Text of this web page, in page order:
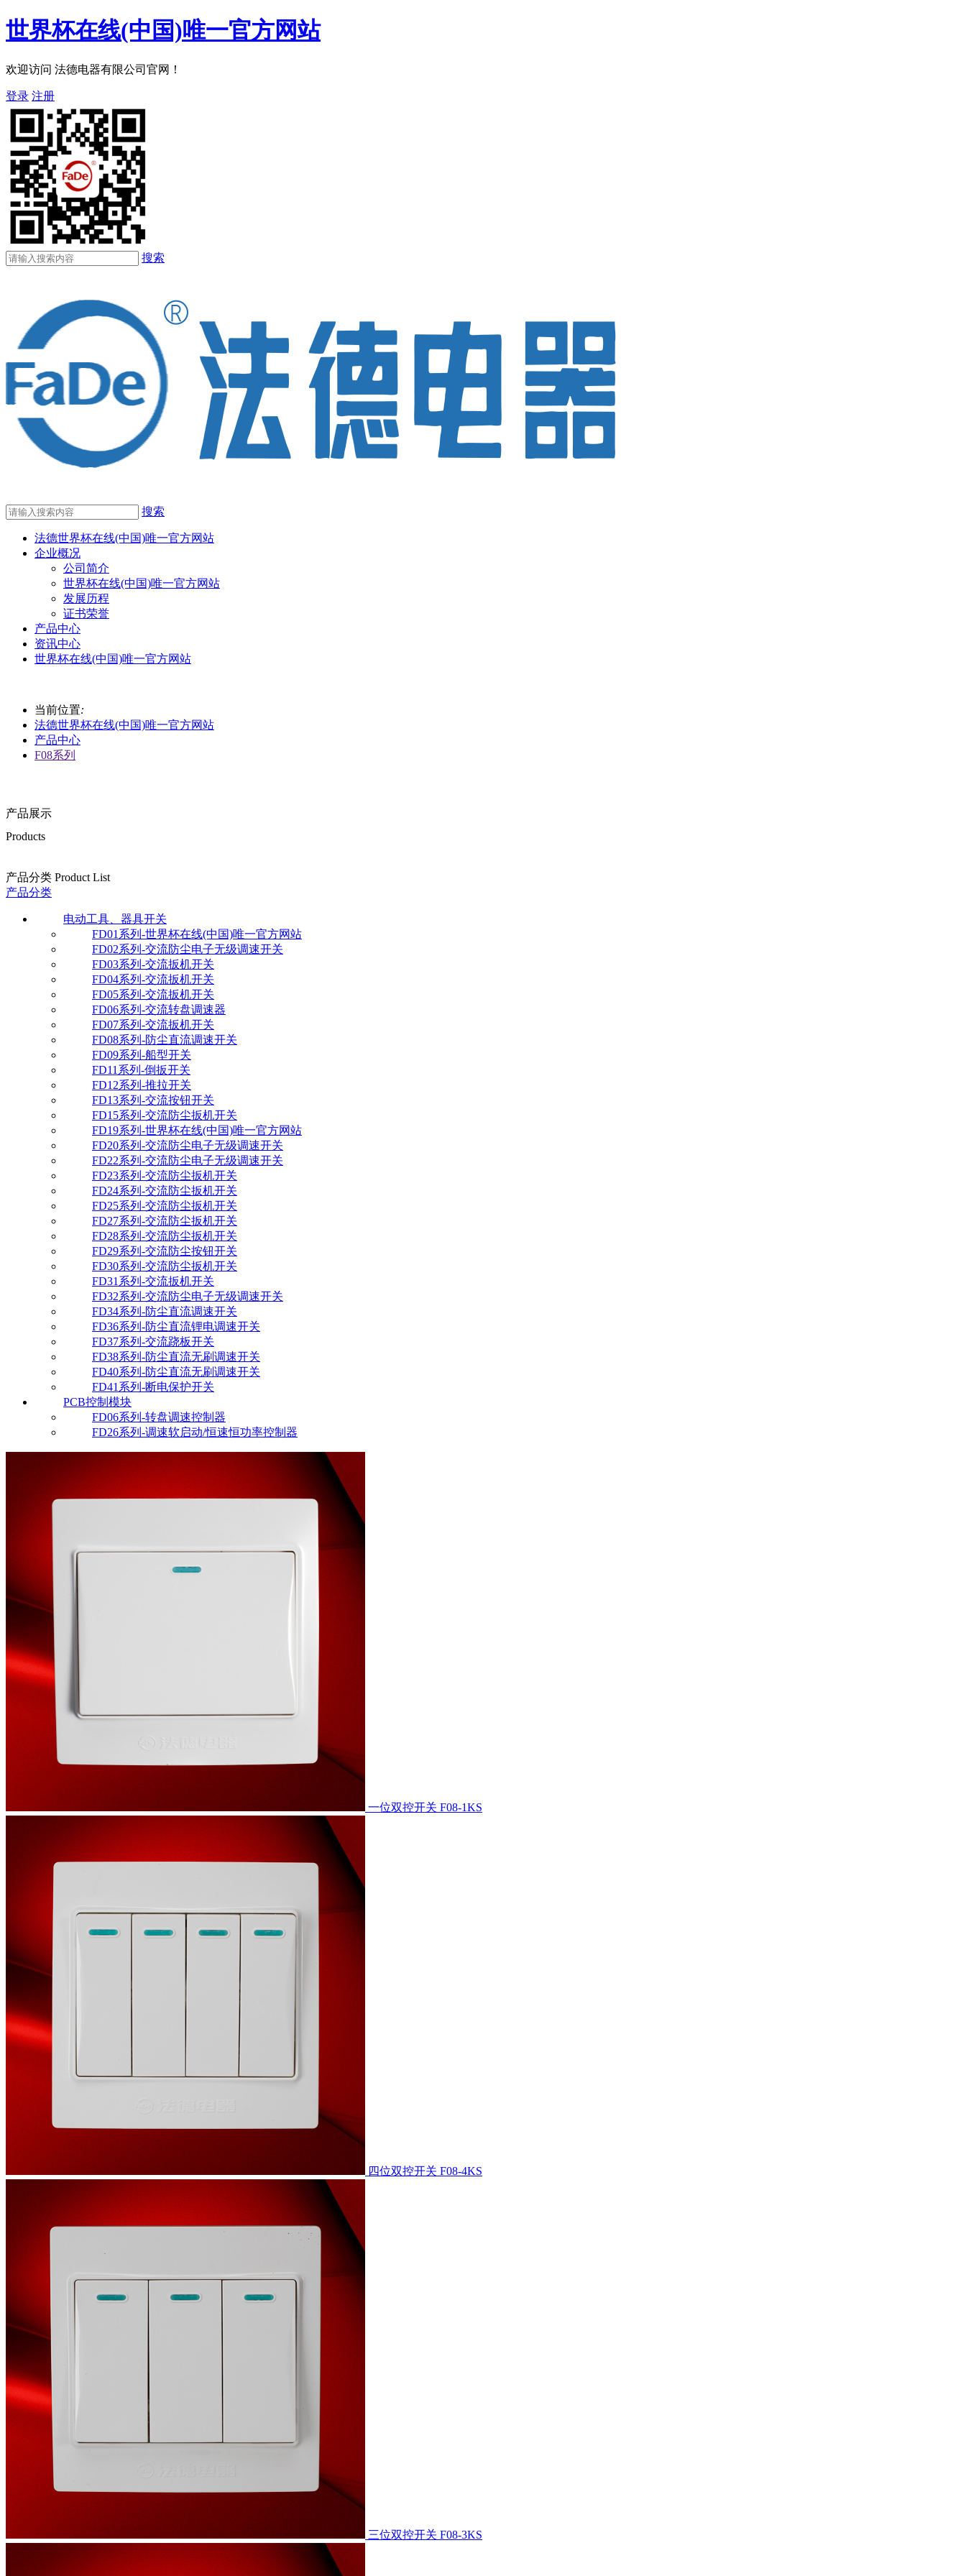
世界杯在线(中国)唯一官方网站
欢迎访问 法德电器有限公司官网！
登录 注册
搜索
搜索
法德世界杯在线(中国)唯一官方网站
企业概况
公司简介
世界杯在线(中国)唯一官方网站
发展历程
证书荣誉
产品中心
资讯中心
世界杯在线(中国)唯一官方网站
当前位置:
法德世界杯在线(中国)唯一官方网站
产品中心
F08系列
产品展示
Products
产品分类 Product List
产品分类
电动工具、器具开关
FD01系列-世界杯在线(中国)唯一官方网站
FD02系列-交流防尘电子无级调速开关
FD03系列-交流扳机开关
FD04系列-交流扳机开关
FD05系列-交流扳机开关
FD06系列-交流转盘调速器
FD07系列-交流扳机开关
FD08系列-防尘直流调速开关
FD09系列-船型开关
FD11系列-倒扳开关
FD12系列-推拉开关
FD13系列-交流按钮开关
FD15系列-交流防尘扳机开关
FD19系列-世界杯在线(中国)唯一官方网站
FD20系列-交流防尘电子无级调速开关
FD22系列-交流防尘电子无级调速开关
FD23系列-交流防尘扳机开关
FD24系列-交流防尘扳机开关
FD25系列-交流防尘扳机开关
FD27系列-交流防尘扳机开关
FD28系列-交流防尘扳机开关
FD29系列-交流防尘按钮开关
FD30系列-交流防尘扳机开关
FD31系列-交流扳机开关
FD32系列-交流防尘电子无级调速开关
FD34系列-防尘直流调速开关
FD36系列-防尘直流锂电调速开关
FD37系列-交流跷板开关
FD38系列-防尘直流无刷调速开关
FD40系列-防尘直流无刷调速开关
FD41系列-断电保护开关
PCB控制模块
FD06系列-转盘调速控制器
FD26系列-调速软启动/恒速恒功率控制器
一位双控开关 F08-1KS
四位双控开关 F08-4KS
三位双控开关 F08-3KS